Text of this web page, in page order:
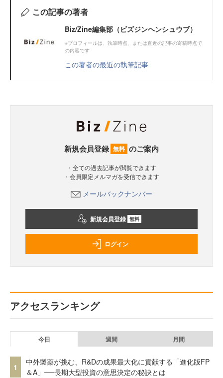
この記事の著者
Biz/Zine編集部（ビズジンヘンシュウブ）
※プロフィールは、執筆時点、または直近の記事の寄稿時点で
の内容です
この著者の最近の執筆記事
新規会員登録 無料 のご案内
・全ての過去記事が閲覧できます
・会員限定メルマガを受信できます
メールバックナンバー
新規会員登録 無料
ログイン
アクセスランキング
今日 週間 月間
1
中外製薬が挑む、R&Dの成果最大化に貢献する「進化版FP
＆A」──長期大型投資の意思決定の秘訣とは